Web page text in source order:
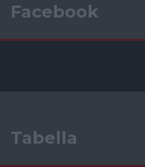
Facebook
Tabella